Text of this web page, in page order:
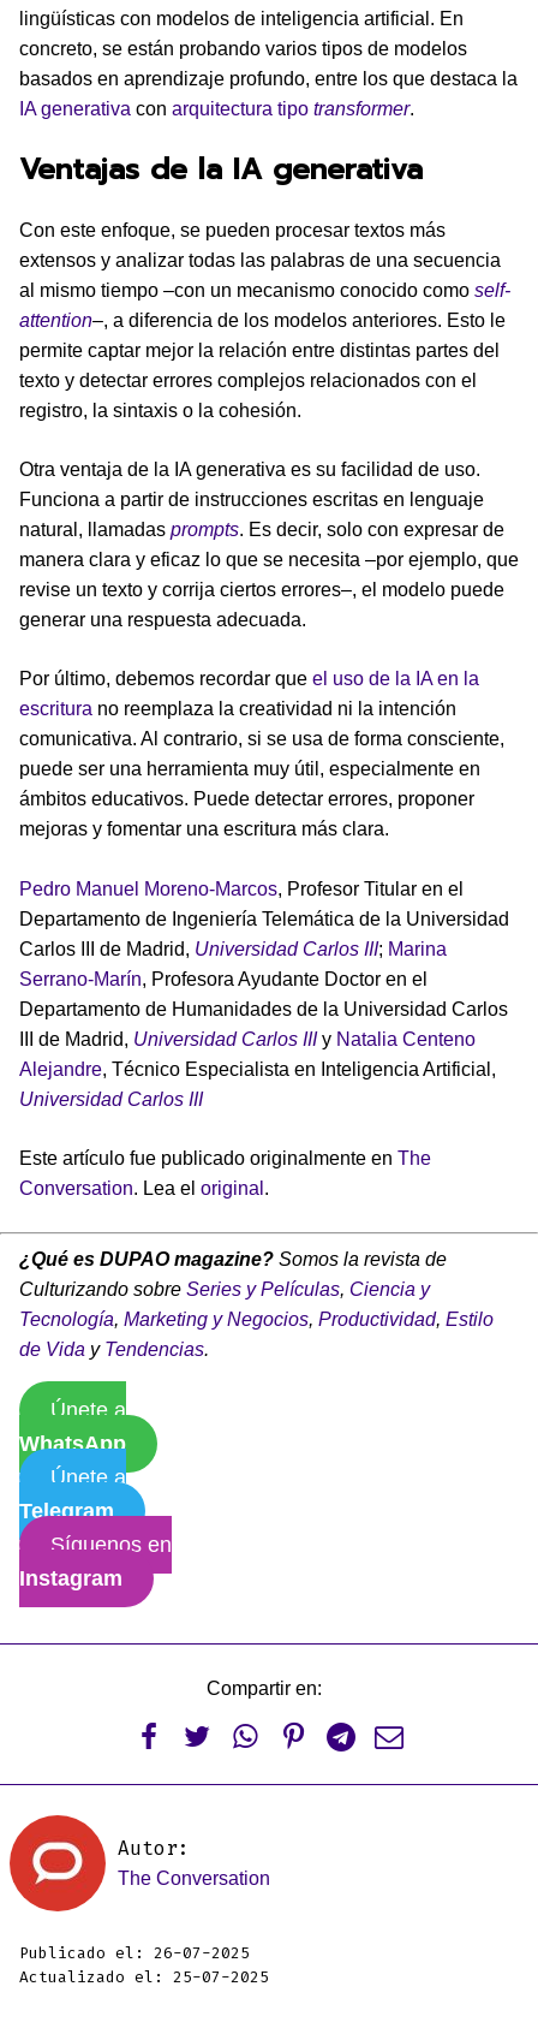
lingüísticas con modelos de inteligencia artificial. En
concreto, se están probando varios tipos de modelos
basados en aprendizaje profundo, entre los que destaca la
IA generativa con arquitectura tipo transformer.
Ventajas de la IA generativa
Con este enfoque, se pueden procesar textos más
extensos y analizar todas las palabras de una secuencia
al mismo tiempo –con un mecanismo conocido como self-
attention–, a diferencia de los modelos anteriores. Esto le
permite captar mejor la relación entre distintas partes del
texto y detectar errores complejos relacionados con el
registro, la sintaxis o la cohesión.
Otra ventaja de la IA generativa es su facilidad de uso.
Funciona a partir de instrucciones escritas en lenguaje
natural, llamadas prompts. Es decir, solo con expresar de
manera clara y eficaz lo que se necesita –por ejemplo, que
revise un texto y corrija ciertos errores–, el modelo puede
generar una respuesta adecuada.
Por último, debemos recordar que el uso de la IA en la
escritura no reemplaza la creatividad ni la intención
comunicativa. Al contrario, si se usa de forma consciente,
puede ser una herramienta muy útil, especialmente en
ámbitos educativos. Puede detectar errores, proponer
mejoras y fomentar una escritura más clara.
Pedro Manuel Moreno-Marcos, Profesor Titular en el
Departamento de Ingeniería Telemática de la Universidad
Carlos III de Madrid, Universidad Carlos III; Marina
Serrano-Marín, Profesora Ayudante Doctor en el
Departamento de Humanidades de la Universidad Carlos
III de Madrid, Universidad Carlos IIIy Natalia Centeno
Alejandre, Técnico Especialista en Inteligencia Artificial,
Universidad Carlos III
Este artículo fue publicado originalmente en The
Conversation. Lea el original .
¿Qué es DUPAO magazine? Somos la revista de
Culturizando sobre Series y Películas, Ciencia y
Tecnología, Marketing y Negocios, Productividad, Estilo
de Vida y Tendencias.
Únete a
WhatsApp
Únete a
Telegram
Síguenos en
Instagram
Compartir en:
     
Autor:
The Conversation
Publicado el: 26-07-2025
Actualizado el: 25-07-2025